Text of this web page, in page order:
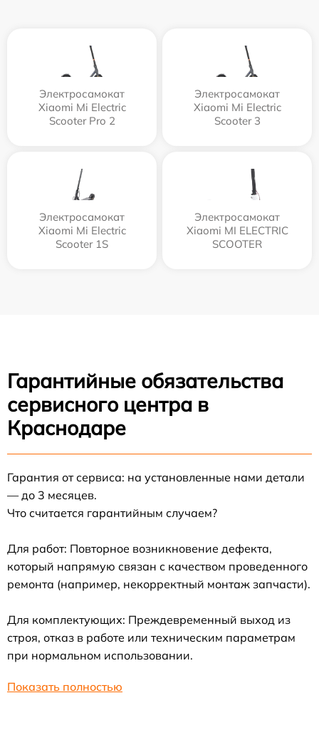
Электросамокат
Xiaomi Mi Electric
Scooter Pro 2
Электросамокат
Xiaomi Mi Electric
Scooter 3
Электросамокат
Xiaomi Mi Electric
Scooter 1S
Электросамокат
Xiaomi MI ELECTRIC
SCOOTER
Гарантийные обязательства
сервисного центра в
Краснодаре
Гарантия от сервиса: на установленные нами детали
— до 3 месяцев.
Что считается гарантийным случаем?
Для работ: Повторное возникновение дефекта,
который напрямую связан с качеством проведенного
ремонта (например, некорректный монтаж запчасти).
Для комплектующих: Преждевременный выход из
строя, отказ в работе или техническим параметрам
при нормальном использовании.
Показать полностью